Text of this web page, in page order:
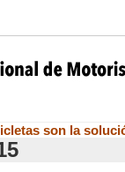
son la